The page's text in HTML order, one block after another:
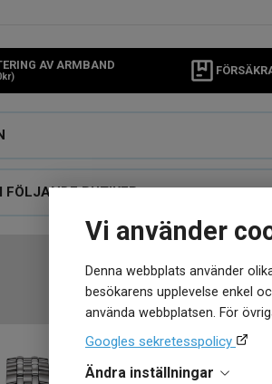
Vi använder
Denna webbplats använder
besökarens upplevelse enkel
använda webbplatsen. För
Googles sekretesspolicy
Ändra inställningar
AV ARMBAND
FÖLJANDE BUTIKER